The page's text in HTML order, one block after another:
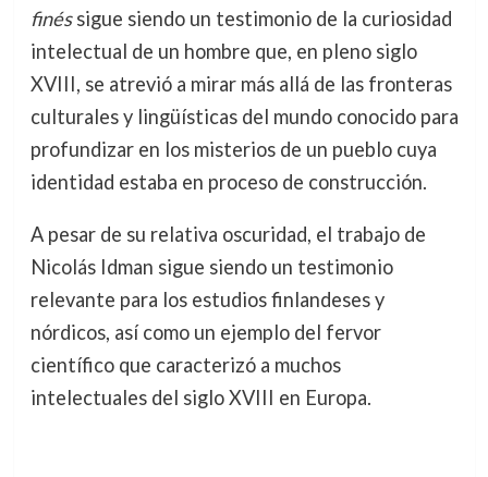
finéssigue siendo un testimonio de la curiosidad
intelectual de un hombre que, en pleno siglo
XVIII, se atrevió a mirar más allá de las fronteras
culturales y lingüísticas del mundo conocido para
profundizar en los misterios de un pueblo cuya
identidad estaba en proceso de construcción.
A pesar de su relativa oscuridad, el trabajo de
Nicolás Idman sigue siendo un testimonio
relevante para los estudios finlandeses y
nórdicos, así como un ejemplo del fervor
científico que caracterizó a muchos
intelectuales del siglo XVIII en Europa.